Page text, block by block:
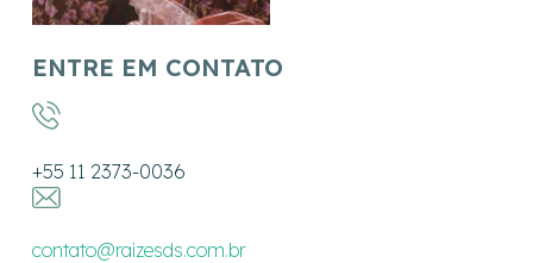
ENTRE EM CONTATO
+55 11 2373-0036
contato@raizesds.com.br